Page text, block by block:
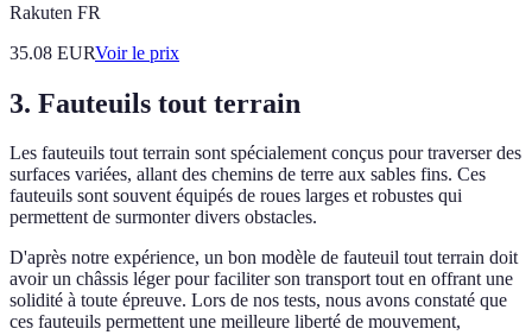
Rakuten FR
35.08 EURVoir le prix
3. Fauteuils tout terrain
Les fauteuils tout terrain sont spécialement conçus pour traverser des
surfaces variées, allant des chemins de terre aux sables fins. Ces
fauteuils sont souvent équipés de roues larges et robustes qui
permettent de surmonter divers obstacles.
D'après notre expérience, un bon modèle de fauteuil tout terrain doit
avoir un châssis léger pour faciliter son transport tout en offrant une
solidité à toute épreuve. Lors de nos tests, nous avons constaté que
ces fauteuils permettent une meilleure liberté de mouvement,